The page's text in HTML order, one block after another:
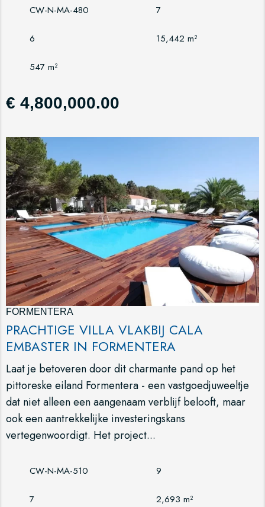
CW-N-MA-480 7
6 15,442 m²
547 m²
€ 4,800,000.00
FORMENTERA
PRACHTIGE VILLA VLAKBIJ CALA
EMBASTER IN FORMENTERA
Laat je betoveren door dit charmante pand op het
pittoreske eiland Formentera - een vastgoedjuweeltje
dat niet alleen een aangenaam verblijf belooft, maar
ook een aantrekkelijke investeringskans
vertegenwoordigt. Het project...
CW-N-MA-510 9
7 2,693 m²